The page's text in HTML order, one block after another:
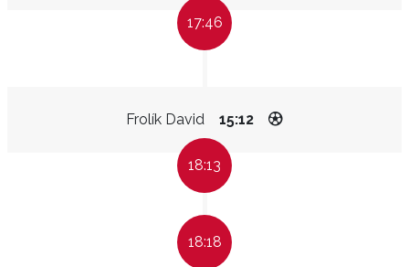
17:46
Frolík David 15:12
18:13
18:18